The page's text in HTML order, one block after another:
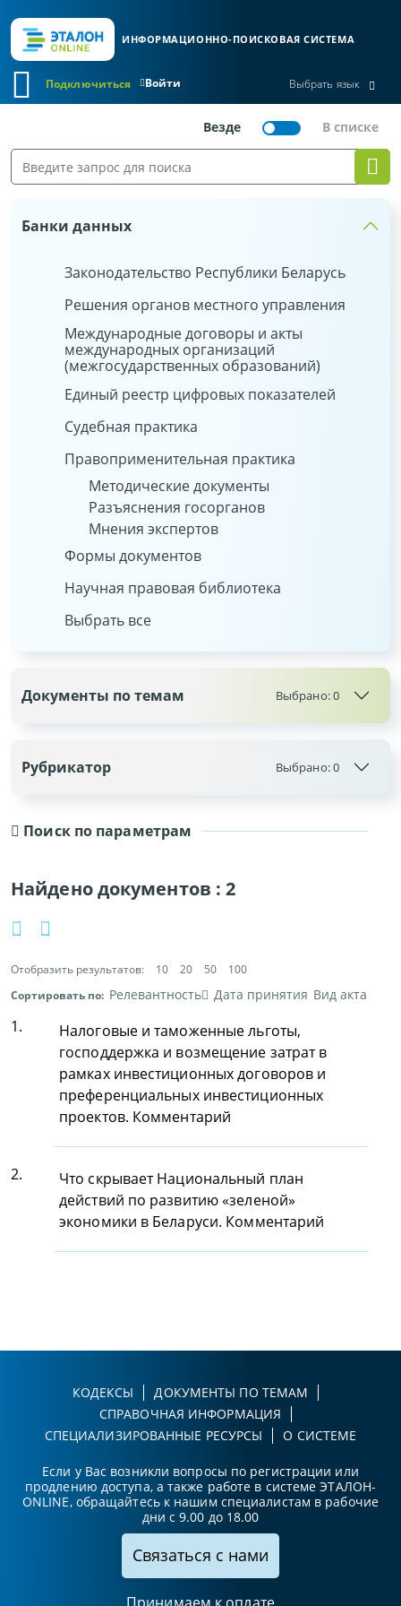
ИНФОРМАЦИОННО-ПОИСКОВАЯ СИСТЕМА
Войти
Подключиться Выбрать язык
Поиск по параметрам
Найдено документов :2
Отобразить результатов: 10 20 50
100
Сортировать по: Релевантность Дата принятия Вид акта
1.
Налоговые и таможенные льготы,
господдержка и возмещение затрат в
рамках инвестиционных договоров и
преференциальных инвестиционных
проектов. Комментарий
2.
Что скрывает Национальный план
действий по развитию «зеленой»
экономики в Беларуси. Комментарий
Банки данных
Законодательство Республики Беларусь
Решения органов местного управления
Международные договоры и акты
международных организаций
(межгосударственных образований)
Единый реестр цифровых показателей
Судебная практика
Правоприменительная практика
Методические документы
Разъяснения госорганов
Мнения экспертов
Формы документов
Научная правовая библиотека
Выбрать все
Документы по темам Выбрано:0
Рубрикатор Выбрано:0
КОДЕКСЫ
ДОКУМЕНТЫ ПО ТЕМАМ
СПРАВОЧНАЯ ИНФОРМАЦИЯ
СПЕЦИАЛИЗИРОВАННЫЕ РЕСУРСЫ
О СИСТЕМЕ
Если у Вас возникли вопросы по регистрации или
продлению доступа, а также работе в системе ЭТАЛОН-
ONLINE, обращайтесь к нашим специалистам в рабочие
дни с 9.00 до 18.00
Связаться с нами